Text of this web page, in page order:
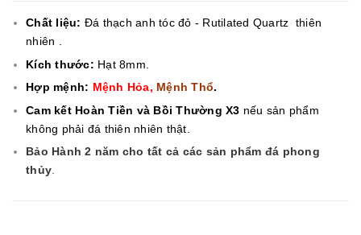
Chất liệu: Đá thạch anh tóc đỏ - Rutilated Quartz thiên
nhiên .
Kích thước: Hạt 8mm.
Hợp mệnh: Mệnh Hỏa, Mệnh Thổ.
Cam kết Hoàn Tiền và Bồi Thường X3 nếu sản phẩm
không phải đá thiên nhiên thật.
Bảo Hành 2 năm cho tất cả các sản phẩm đá phong
thủy.